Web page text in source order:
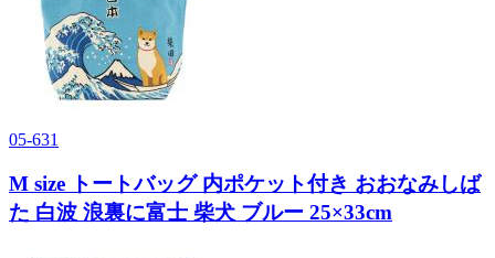
05-631
M size トートバッグ 内ポケット付き おおなみしば
た 白波 浪裏に富士 柴犬 ブルー 25×33cm